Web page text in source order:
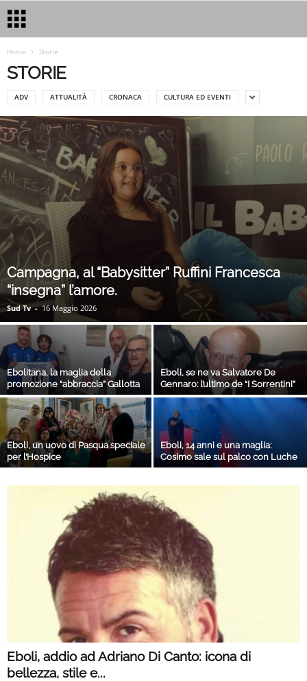
Home Storie
STORIE
ADV ATTUALITÀ CRONACA CULTURA ED EVENTI
Campagna, al “Babysitter” Ruffini Francesca
“insegna” l’amore.
Sud Tv - 16 Maggio 2026
Ebolitana, la maglia della
promozione “abbraccia” Gallotta
Eboli, se ne va Salvatore De
Gennaro: l’ultimo de “I Sorrentini”
Eboli, un uovo di Pasqua speciale
per l’Hospice
Eboli, 14 anni e una maglia:
Cosimo sale sul palco con Luche
Eboli, addio ad Adriano Di Canto: icona di
bellezza, stile e...